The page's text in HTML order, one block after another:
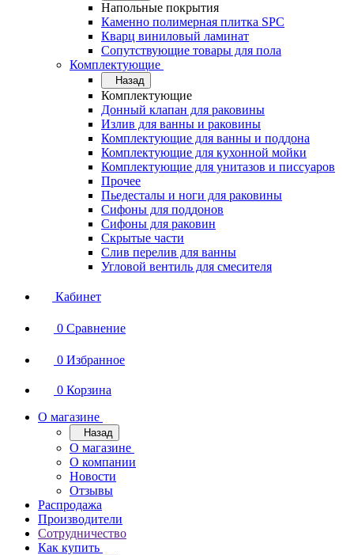
Напольные покрытия
Каменно полимерная плитка SPC
Кварц виниловый ламинат
Сопутствующие товары для пола
Комплектующие
Назад
Комплектующие
Донный клапан для раковины
Излив для ванны и раковины
Комплектующие для ванны и поддона
Комплектующие для кухонной мойки
Комплектующие для унитазов и писсуаров
Прочее
Пьедесталы и ноги для раковины
Сифоны для поддонов
Сифоны для раковин
Скрытые части
Слив перелив для ванны
Угловой вентиль для смесителя
Кабинет
0 Сравнение
0 Избранное
0 Корзина
О магазине
Назад
О магазине
О компании
Новости
Отзывы
Распродажа
Производители
Сотрудничество
Как купить